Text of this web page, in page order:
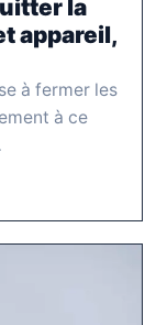
la
appareil,
à fermer les
à ce